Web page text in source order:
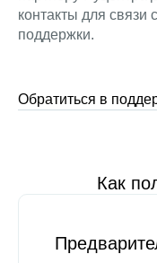
контакты для
поддержки.
Обратиться в
Как